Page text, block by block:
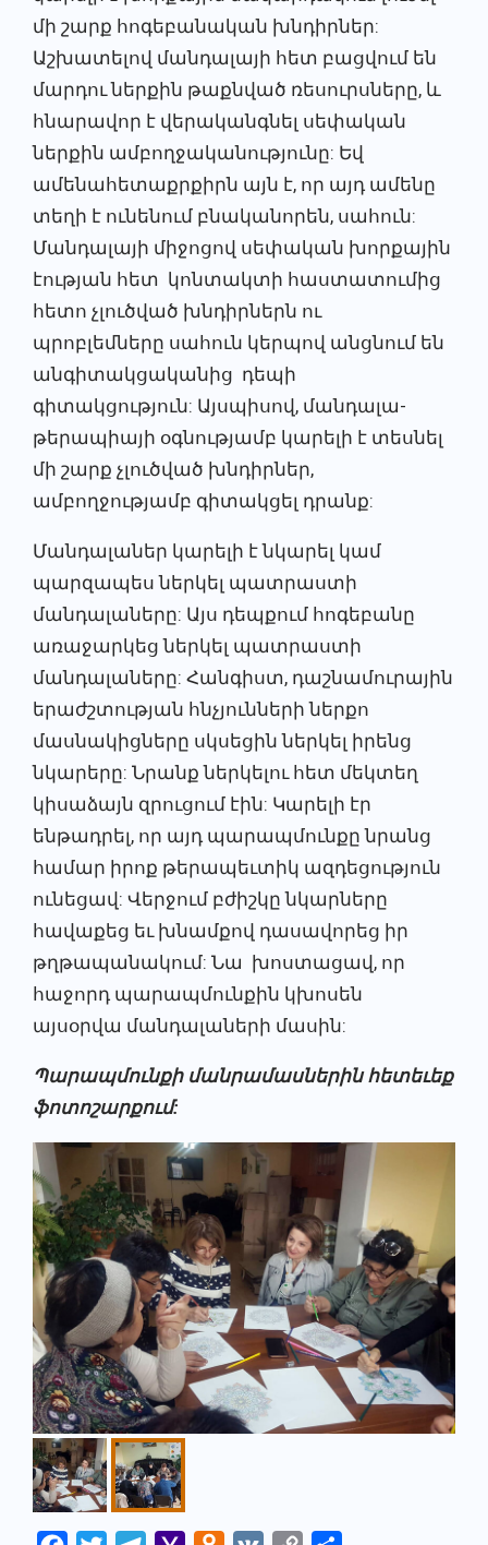
մի շարք հոգեբանական խնդիրներ:
Աշխատելով մանդալայի հետ բացվում են
մարդու ներքին թաքնված ռեսուրսները, և
հնարավոր է վերականգնել սեփական
ներքին ամբողջականությունը: Եվ
ամենահետաքրքիրն այն է, որ այդ ամենը
տեղի է ունենում բնականորեն, սահուն:
Մանդալայի միջոցով սեփական խորքային
էության հետ կոնտակտի հաստատումից
հետո չլուծված խնդիրներն ու
պրոբլեմները սահուն կերպով անցնում են
անգիտակցականից դեպի
գիտակցություն: Այսպիսով, մանդալա-
թերապիայի օգնությամբ կարելի է տեսնել
մի շարք չլուծված խնդիրներ,
ամբողջությամբ գիտակցել դրանք:
Մանդալաներ կարելի է նկարել կամ
պարզապես ներկել պատրաստի
մանդալաները: Այս դեպքում հոգեբանը
առաջարկեց ներկել պատրաստի
մանդալաները: Հանգիստ, դաշնամուրային
երաժշտության հնչյունների ներքո
մասնակիցները սկսեցին ներկել իրենց
նկարերը: Նրանք ներկելու հետ մեկտեղ
կիսաձայն զրուցում էին: Կարելի էր
ենթադրել, որ այդ պարապմունքը նրանց
համար իրոք թերապեւտիկ ազդեցություն
ունեցավ: Վերջում բժիշկը նկարները
հավաքեց եւ խնամքով դասավորեց իր
թղթապանակում: Նա խոստացավ, որ
հաջորդ պարապմունքին կխոսեն
այսօրվա մանդալաների մասին:
Պարապմունքի մանրամասներին հետեւեք
ֆոտոշարքում: